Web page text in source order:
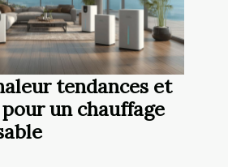
tendances et
un chauffage